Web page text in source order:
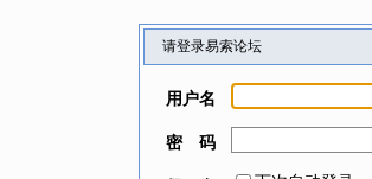
请登录易索论坛
用户名
密 码